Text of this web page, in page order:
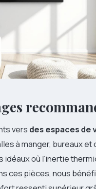
vers des espaces de
à manger, bureaux et
où l’inertie
ces pièces, nous